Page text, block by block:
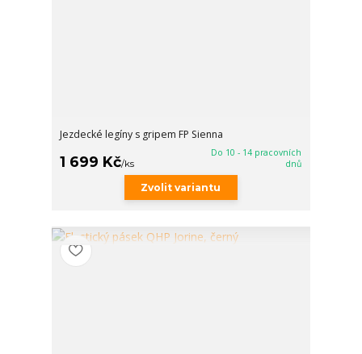
Jezdecké legíny s gripem FP Sienna
1 699 Kč/ks
Do 10 - 14 pracovních
dnů
Zvolit variantu